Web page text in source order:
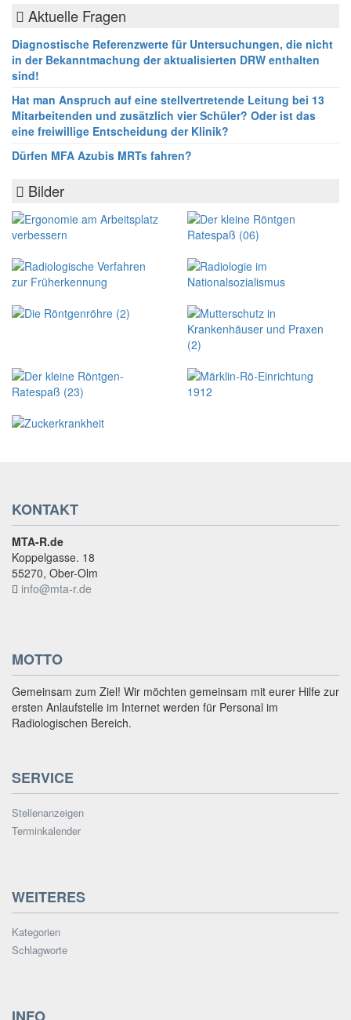
Aktuelle Fragen
Diagnostische Referenzwerte für Untersuchungen, die nicht
in der Bekanntmachung der aktualisierten DRW enthalten
sind!
Hat man Anspruch auf eine stellvertretende Leitung bei 13
Mitarbeitenden und zusätzlich vier Schüler? Oder ist das
eine freiwillige Entscheidung der Klinik?
Dürfen MFA Azubis MRTs fahren?
Bilder
KONTAKT
MTA-R.de
Koppelgasse. 18
55270, Ober-Olm
info@mta-r.de
MOTTO
Gemeinsam zum Ziel! Wir möchten gemeinsam mit eurer Hilfe zur
ersten Anlaufstelle im Internet werden für Personal im
Radiologischen Bereich.
SERVICE
Stellenanzeigen
Terminkalender
WEITERES
Kategorien
Schlagworte